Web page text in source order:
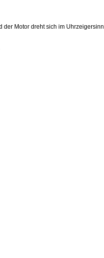
der Motor dreht sich im Uhrzeigersinn